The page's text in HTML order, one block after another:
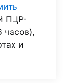
ПЦР-
часов),
и